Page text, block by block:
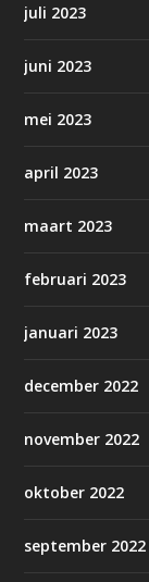
juli 2023
juni 2023
mei 2023
april 2023
maart 2023
februari 2023
januari 2023
december 2022
november 2022
oktober 2022
september 2022